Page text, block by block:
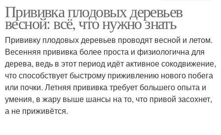
прививки
Прививка плодовых деревьев
весной: всё, что нужно знать
Прививку плодовых деревьев проводят весной и летом.
Весенняя прививка более проста и физиологична для
дерева, ведь в этот период идёт активное сокодвижение,
что способствует быстрому приживлению нового побега
или почки. Летняя прививка требует большего опыта и
умения, в жару выше шансы на то, что привой засохнет,
а не приживётся.